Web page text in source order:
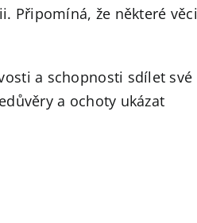
Připomíná, že některé věci
a schopnosti sdílet své
a ochoty ukázat